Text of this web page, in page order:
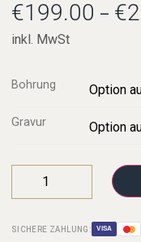
€199.00 – €
inkl. MwSt
Bohrung
Gravur
SICHERE ZAHLUNG: VISA